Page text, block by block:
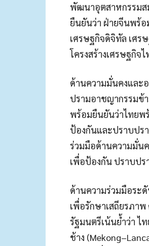
พัฒนาอุตสาหกรรมส
ยืนยันว่า ฝ่ายจีนพร้
เศรษฐกิจดิจิทัล เศร
โครงสร้างเศรษฐกิ
ด้านความมั่นคงและ
ปรามอาชญากรรมข้
พร้อมยืนยันว่าไทยพ
ป้องกันและปราบปร
ร่วมมือด้านความมั่น
เพื่อป้องกัน ปราบป
ด้านความร่วมมือระ
เพื่อรักษาเสถียรภา
รัฐมนตรีเน้นย้ำว่า ไ
ช้าง